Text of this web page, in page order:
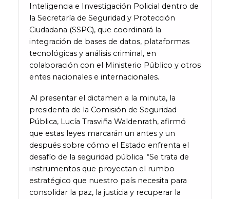
Inteligencia e Investigación Policial dentro de
la Secretaría de Seguridad y Protección
Ciudadana (SSPC), que coordinará la
integración de bases de datos, plataformas
tecnológicas y análisis criminal, en
colaboración con el Ministerio Público y otros
entes nacionales e internacionales.
Al presentar el dictamen a la minuta, la
presidenta de la Comisión de Seguridad
Pública, Lucía Trasviña Waldenrath, afirmó
que estas leyes marcarán un antes y un
después sobre cómo el Estado enfrenta el
desafío de la seguridad pública. “Se trata de
instrumentos que proyectan el rumbo
estratégico que nuestro país necesita para
consolidar la paz, la justicia y recuperar la